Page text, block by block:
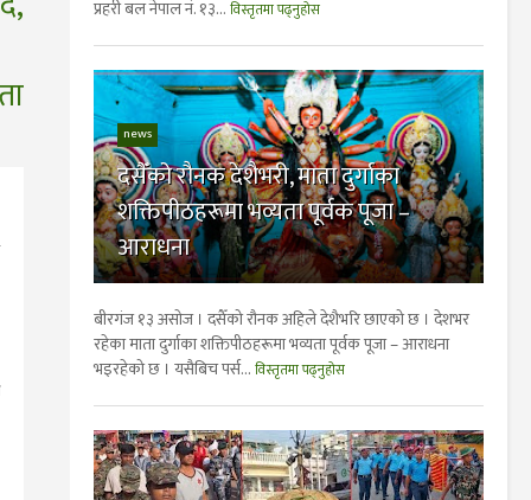
प्रहरी बल नेपाल नं. १३... विस्तृतमा पढ्नुहोस
news
दसैँको रौनक देशैभरी, माता दुर्गाका
शक्तिपीठहरूमा भव्यता पूर्वक पूजा –
आराधना
बीरगंज १३ असाेज । दसैँको रौनक अहिले देशैभरि छाएको छ । देशभर
रहेका माता दुर्गाका शक्तिपीठहरूमा भव्यता पूर्वक पूजा – आराधना
भइरहेको छ । यसैबिच पर्स... विस्तृतमा पढ्नुहोस